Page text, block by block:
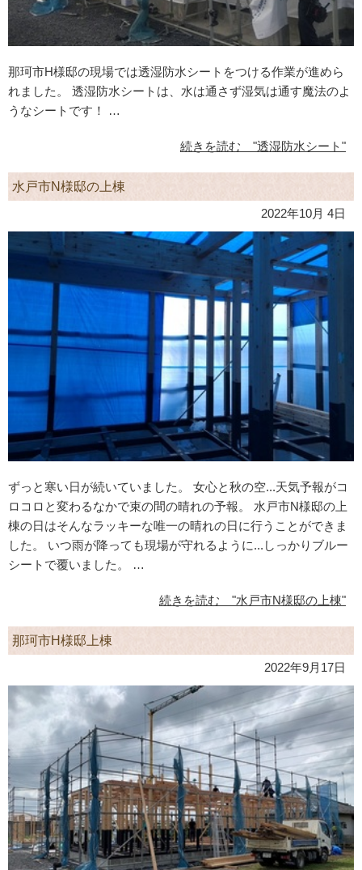
那珂市H様邸の現場では透湿防水シートをつける作業が進めら
れました。 透湿防水シートは、水は通さず湿気は通す魔法のよ
うなシートです！ …
続きを読む "透湿防水シート"
水戸市N様邸の上棟
2022年10月 4日
ずっと寒い日が続いていました。 女心と秋の空...天気予報がコ
ロコロと変わるなかで束の間の晴れの予報。 水戸市N様邸の上
棟の日はそんなラッキーな唯一の晴れの日に行うことができま
した。 いつ雨が降っても現場が守れるように...しっかりブルー
シートで覆いました。 …
続きを読む "水戸市N様邸の上棟"
那珂市H様邸上棟
2022年9月17日